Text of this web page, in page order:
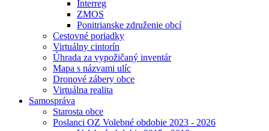
Interreg
ZMOS
Ponitrianske združenie obcí
Cestovné poriadky
Virtuálny cintorín
Úhrada za vypožičaný inventár
Mapa s názvami ulíc
Dronové zábery obce
Virtuálna realita
Samospráva
Starosta obce
Poslanci OZ Volebné obdobie 2023 - 2026